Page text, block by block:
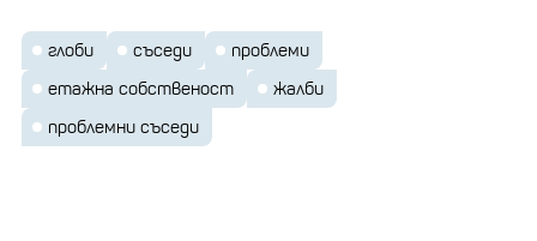
глоби съседи
проблеми
етажна собственост
жалби
проблемни съседи